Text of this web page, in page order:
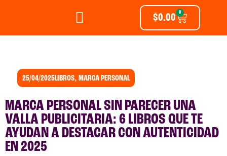
$0.00 0
25/04/2025LIBROS, MARCA PERSONAL
MARCA PERSONAL SIN PARECER UNA
VALLA PUBLICITARIA: 6 LIBROS QUE TE
AYUDAN A DESTACAR CON AUTENTICIDAD
EN 2025